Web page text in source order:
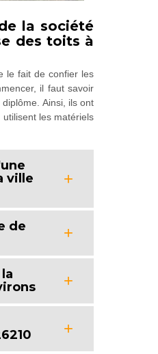
la société
des toits à
le fait de confier les
il faut savoir
Ainsi, ils ont
les matériels
ville
de